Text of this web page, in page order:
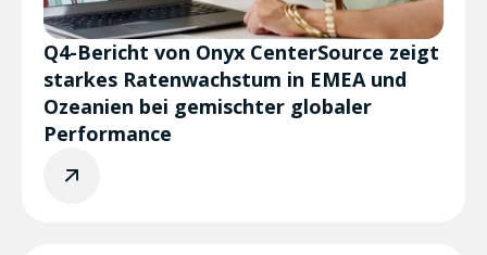
Q4-Bericht von Onyx CenterSource zeigt
starkes Ratenwachstum in EMEA und
Ozeanien bei gemischter globaler
Performance